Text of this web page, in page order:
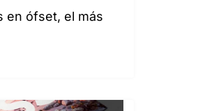
en ófset, el más